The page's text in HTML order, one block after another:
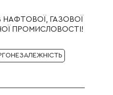
НАФТОВОЇ, ГАЗОВОЇ
ПРОМИСЛОВОСТІ!